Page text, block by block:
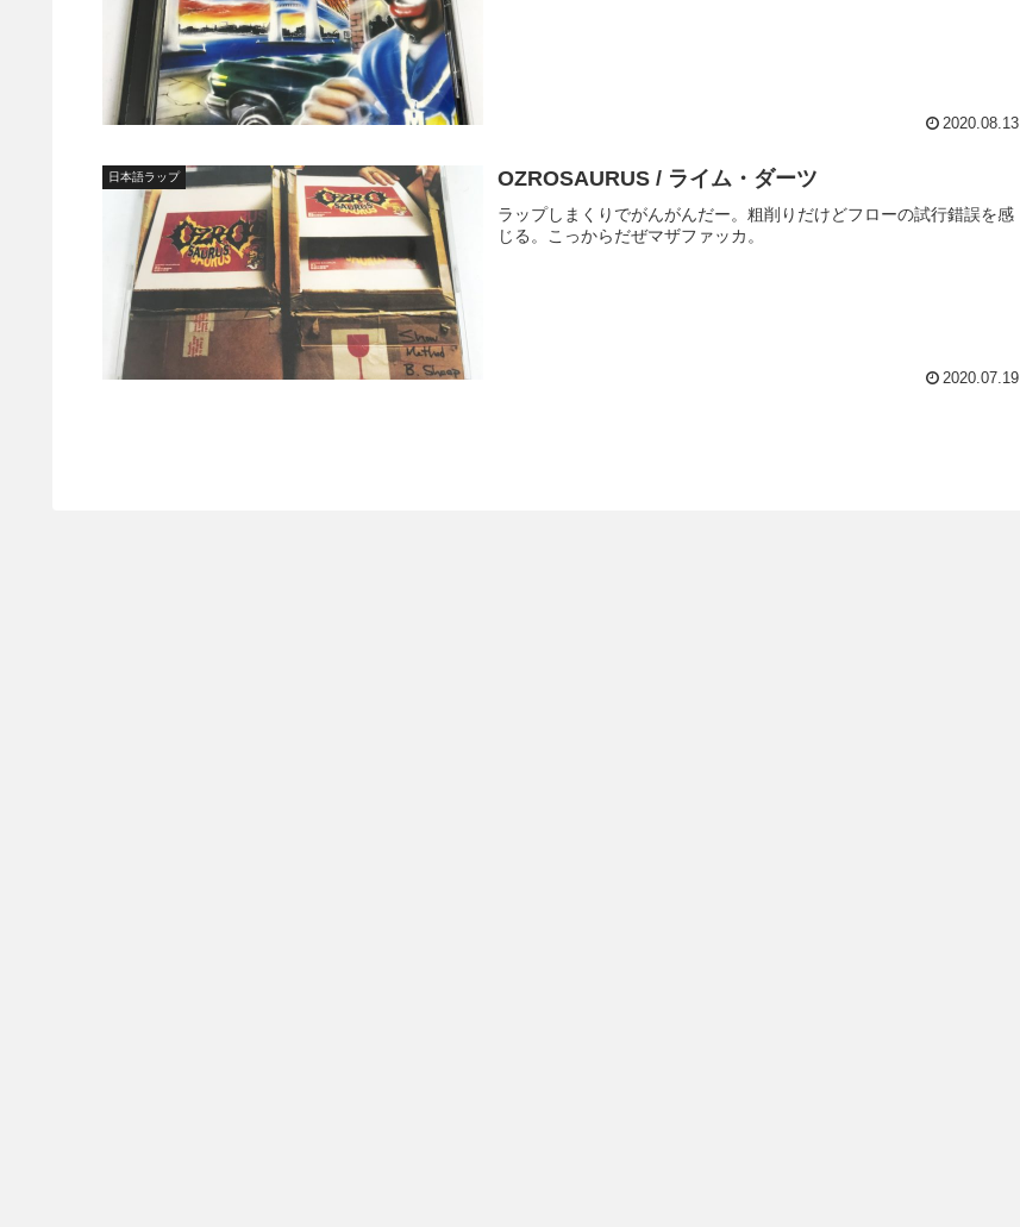
2020.08.13
日本語ラップ OZROSAURUS / ライム・ダーツ
ラップしまくりでがんがんだー。粗削りだけどフローの試行錯誤を感
じる。こっからだぜマザファッカ。
2020.07.19